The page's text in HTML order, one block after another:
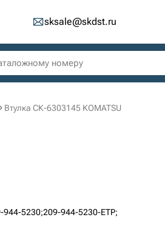
sksale@skdst.ru
Втулка СК-6303145 KOMATSU
944-5230;209-944-5230-ETP;